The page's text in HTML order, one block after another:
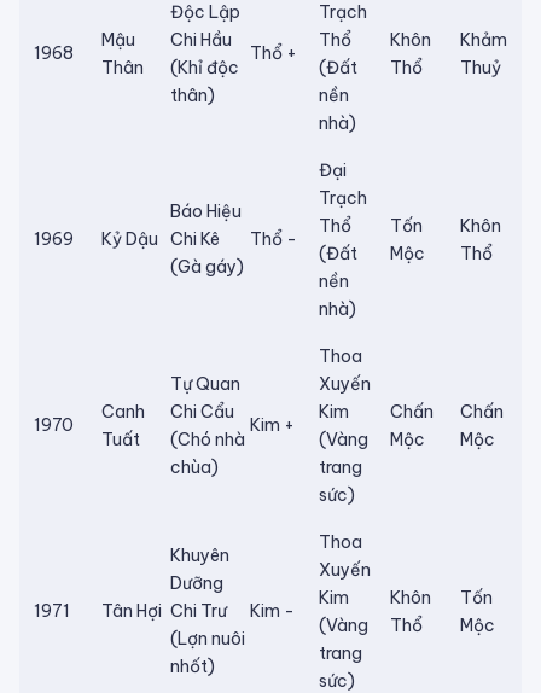
1968
Mậu
Thân
Độc Lập
Chi Hầu
(Khỉ độc
thân)
Thổ +
Trạch
Thổ
(Đất
nền
nhà)
Khôn
Thổ
Khảm
Thuỷ
1969 Kỷ Dậu
Báo Hiệu
Chi Kê
(Gà gáy)
Thổ -
Đại
Trạch
Thổ
(Đất
nền
nhà)
Tốn
Mộc
Khôn
Thổ
1970
Canh
Tuất
Tự Quan
Chi Cẩu
(Chó nhà
chùa)
Kim +
Thoa
Xuyến
Kim
(Vàng
trang
sức)
Chấn
Mộc
Chấn
Mộc
1971 Tân Hợi
Khuyên
Dưỡng
Chi Trư
(Lợn nuôi
nhốt)
Kim -
Thoa
Xuyến
Kim
(Vàng
trang
sức)
Khôn
Thổ
Tốn
Mộc